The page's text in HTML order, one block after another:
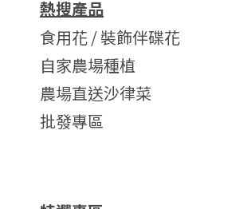
熱搜產品
食用花 / 裝飾伴碟花
自家農場種植
農場直送沙律菜
批發專區